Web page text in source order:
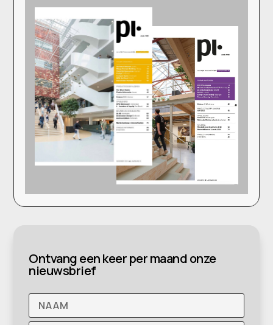
Ontvang een keer per maand onze
nieuwsbrief